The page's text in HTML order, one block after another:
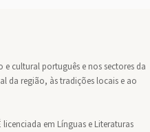
cultural português e nos sectores da
da região, às tradições locais e ao
em Línguas e Literaturas